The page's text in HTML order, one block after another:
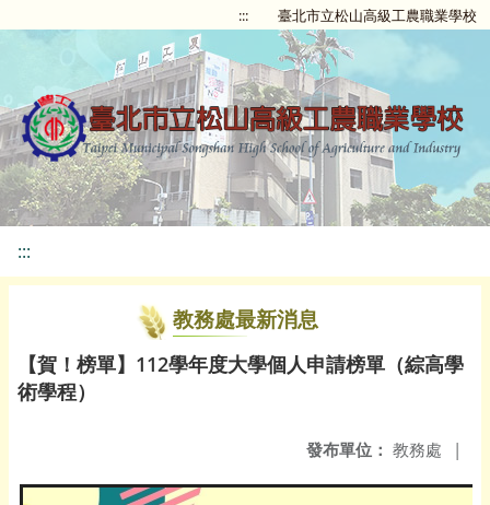
::: 臺北市立松山高級工農職業學校
:::
教務處最新消息
【賀！榜單】112學年度大學個人申請榜單（綜高學
術學程）
發布單位： 教務處 |